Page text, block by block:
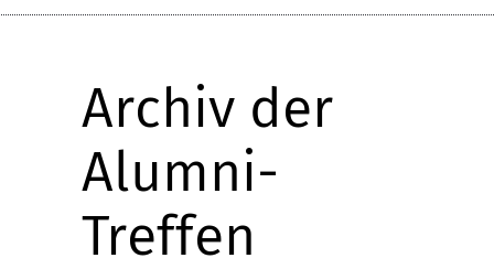
Archiv der
Alumni-
Treffen